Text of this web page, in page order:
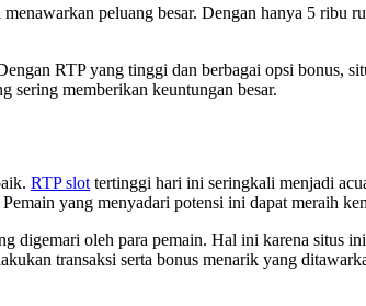
peluang besar. Dengan hanya 5 ribu
RTP yang tinggi dan berbagai opsi bonus,
sering memberikan keuntungan besar.
RTP slot tertinggi hari ini seringkali menjadi
yang menyadari potensi ini dapat meraih
digemari oleh para pemain. Hal ini karena situs
transaksi serta bonus menarik yang